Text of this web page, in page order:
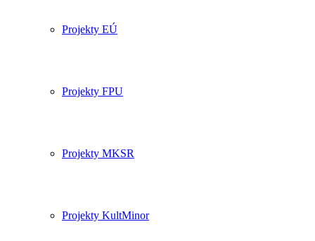
Projekty EÚ
Projekty FPU
Projekty MKSR
Projekty KultMinor